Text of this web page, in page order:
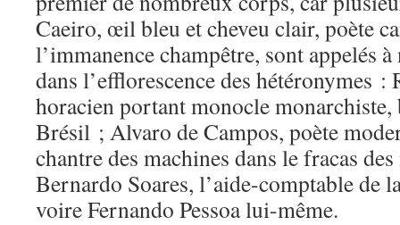
Caeiro, œil bleu et cheveu clair, poète
l’immanence champêtre, sont appelés
dans l’efflorescence des hétéronymes :
horacien portant monocle
Brésil ; Alvaro de Campos, poète
chantre des machines dans le fracas
Bernardo Soares, l’aide-comptable de
voire Fernando Pessoa lui-même.